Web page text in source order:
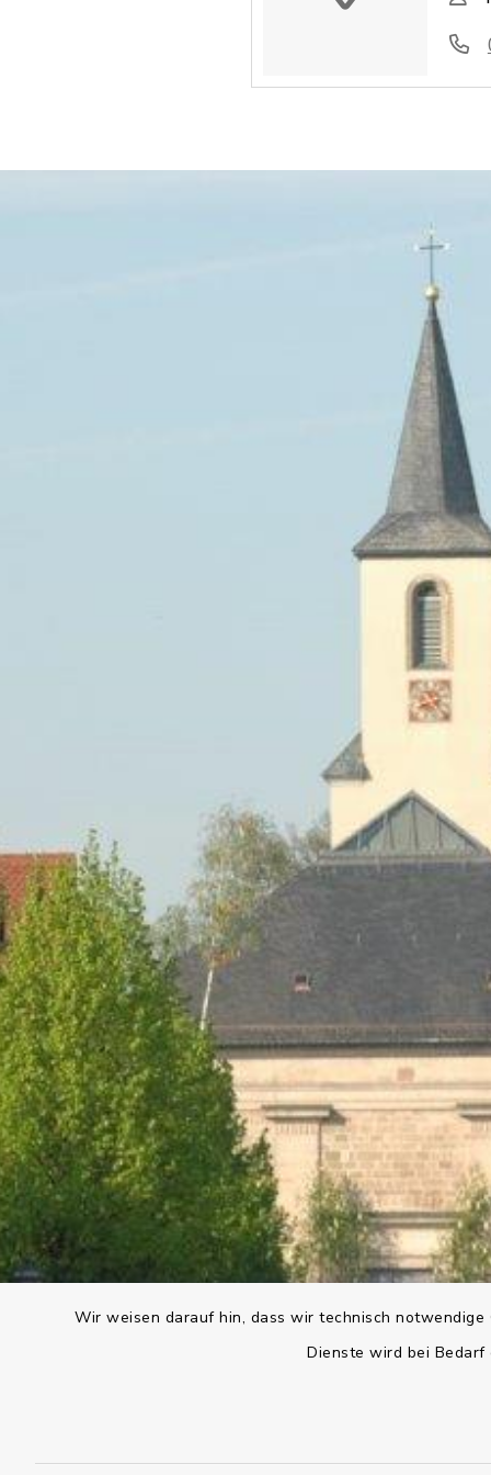
Wir weisen darauf hin, dass wir technisch
Dienste wird bei